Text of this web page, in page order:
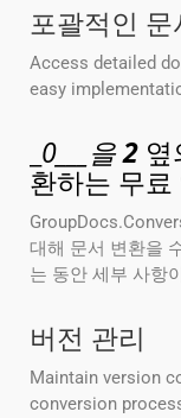
포괄적인 문
Access detailed
easy
0___을2
환하는 무료
대해 문서 변환을
는 동안 세부 사항
버전 관리
Maintain version
conversion